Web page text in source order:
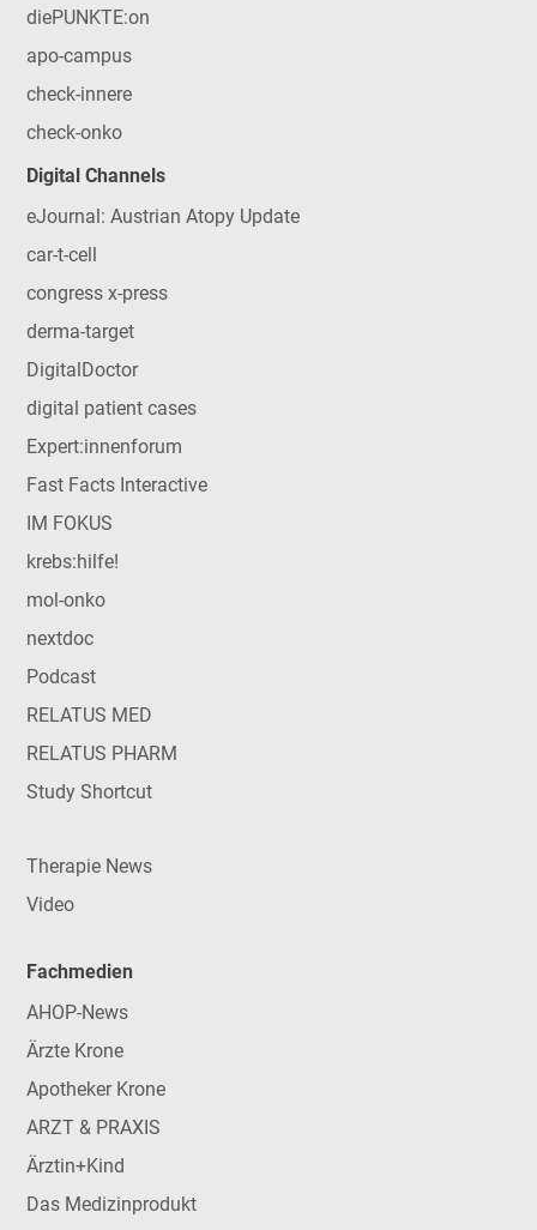
diePUNKTE:on
apo-campus
check-innere
check-onko
Digital Channels
eJournal: Austrian Atopy Update
car-t-cell
congress x-press
derma-target
DigitalDoctor
digital patient cases
Expert:innenforum
Fast Facts Interactive
IM FOKUS
krebs:hilfe!
mol-onko
nextdoc
Podcast
RELATUS MED
RELATUS PHARM
Study Shortcut
Therapie News
Video
Fachmedien
AHOP-News
Ärzte Krone
Apotheker Krone
ARZT & PRAXIS
Ärztin+Kind
Das Medizinprodukt